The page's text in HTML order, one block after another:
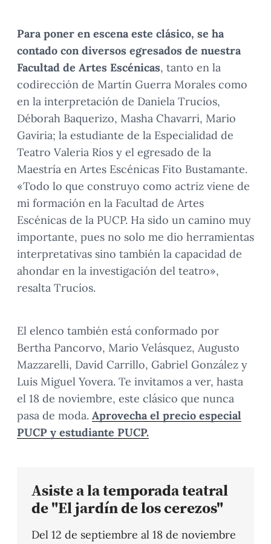
Para poner en escena este clásico, se ha
contado con diversos egresados de nuestra
Facultad de Artes Escénicas, tanto en la
codirección de Martín Guerra Morales como
en la interpretación de Daniela Trucíos,
Déborah Baquerizo, Masha Chavarri, Mario
Gaviria; la estudiante de la Especialidad de
Teatro Valeria Ríos y el egresado de la
Maestría en Artes Escénicas Fito Bustamante.
«Todo lo que construyo como actriz viene de
mi formación en la Facultad de Artes
Escénicas de la PUCP. Ha sido un camino muy
importante, pues no solo me dio herramientas
interpretativas sino también la capacidad de
ahondar en la investigación del teatro»,
resalta Trucíos.
El elenco también está conformado por
Bertha Pancorvo, Mario Velásquez, Augusto
Mazzarelli, David Carrillo, Gabriel González y
Luis Miguel Yovera. Te invitamos a ver, hasta
el 18 de noviembre, este clásico que nunca
pasa de moda. Aprovecha el precio especial
PUCP y estudiante PUCP.
Asiste a la temporada teatral
de "El jardín de los cerezos"
Del 12 de septiembre al 18 de noviembre